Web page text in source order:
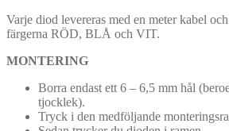
Varje diod levereras med en meter kabel
färgerna RÖD, BLÅ och VIT.
MONTERING
Borra endast ett 6 – 6,5 mm hål
tjocklek).
Tryck i den medföljande